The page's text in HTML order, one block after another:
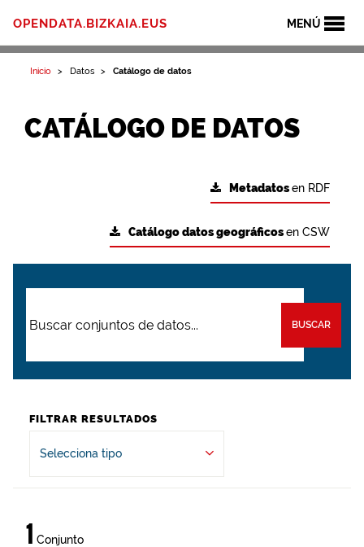
MENÚ
OPENDATA.BIZKAIA.EUS
Inicio Datos Catálogo de datos
CATÁLOGO DE DATOS
Metadatosen RDF
Catálogo datos geográficosen CSW
BUSCAR
FILTRAR RESULTADOS
Selecciona tipo
1 Conjunto